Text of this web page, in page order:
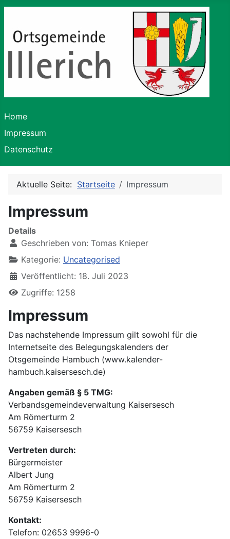
Home
Impressum
Datenschutz
Aktuelle Seite: Startseite Impressum
Impressum
Details
Geschrieben von: Tomas Knieper
Kategorie: Uncategorised
Veröffentlicht: 18. Juli 2023
Zugriffe: 1258
Impressum
Das nachstehende Impressum gilt sowohl für die
Internetseite des Belegungskalenders der
Otsgemeinde Hambuch (www.kalender-
hambuch.kaisersesch.de)
Angaben gemäß § 5 TMG:
Verbandsgemeindeverwaltung Kaisersesch
Am Römerturm 2
56759 Kaisersesch
Vertreten durch:
Bürgermeister
Albert Jung
Am Römerturm 2
56759 Kaisersesch
Kontakt:
Telefon: 02653 9996-0